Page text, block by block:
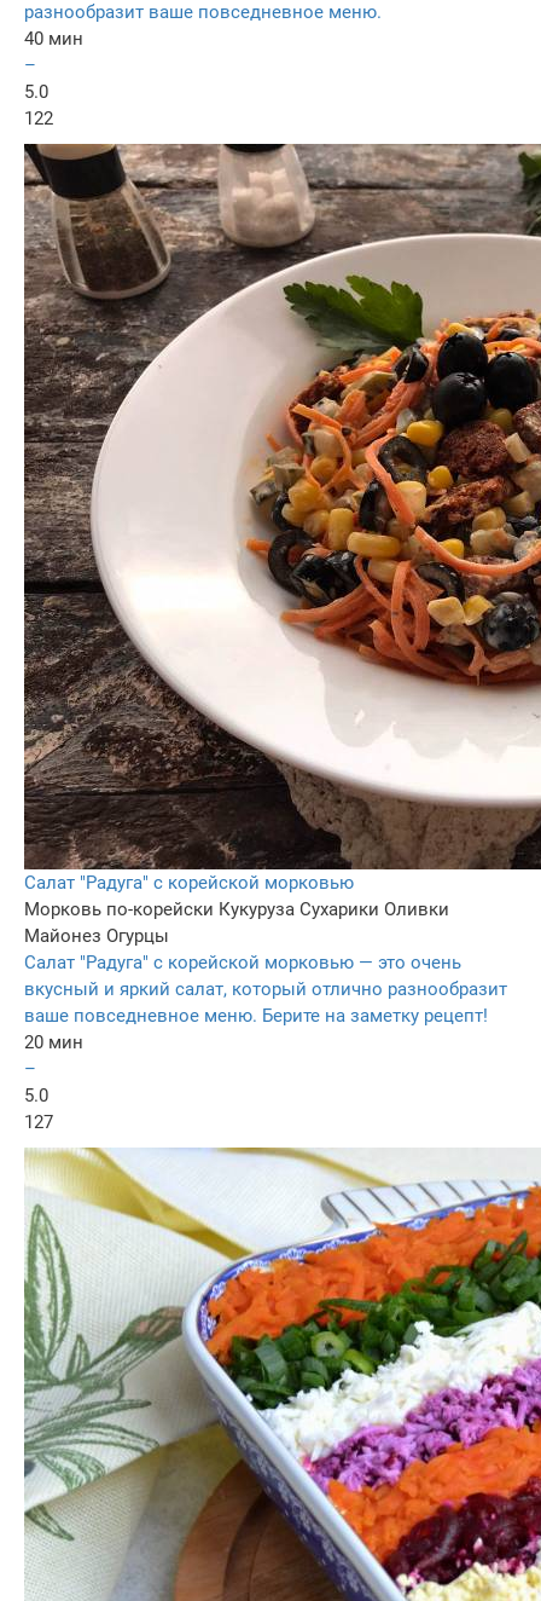
разнообразит ваше повседневное меню.
40 мин
–
5.0
122
Салат "Радуга" с корейской морковью
Морковь по-корейски Кукуруза Сухарики Оливки
Майонез Огурцы
Салат "Радуга" с корейской морковью — это очень
вкусный и яркий салат, который отлично разнообразит
ваше повседневное меню. Берите на заметку рецепт!
20 мин
–
5.0
127